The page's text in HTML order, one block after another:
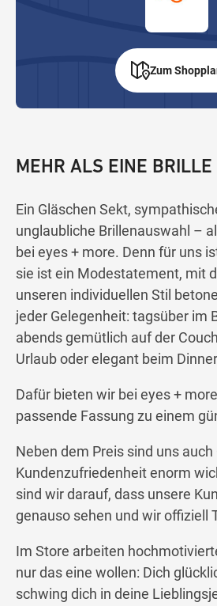
MEHR ALS EINE BRILLE
Ein Gläschen Sekt,
unglaubliche Brillenauswahl –
bei eyes + more. Denn für uns
sie ist ein Modestatement, mit
unseren individuellen Stil
jeder Gelegenheit: tagsüber im
abends gemütlich auf der
Urlaub oder elegant beim
Dafür bieten wir bei eyes +
passende Fassung zu einem
Neben dem Preis sind uns
Kundenzufriedenheit enorm
sind wir darauf, dass unsere
genauso sehen und wir offiziell
Im Store arbeiten
nur das eine wollen: Dich
schwing dich in deine
Zum